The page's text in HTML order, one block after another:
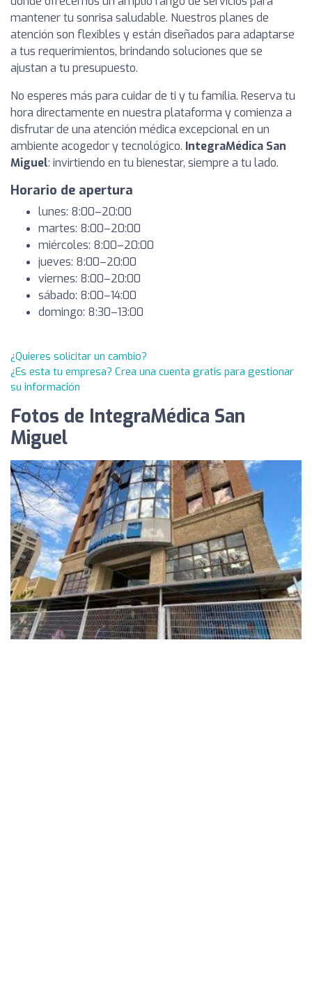
mantener tu sonrisa saludable. Nuestros planes de
atención son flexibles y están diseñados para adaptarse
a tus requerimientos, brindando soluciones que se
ajustan a tu presupuesto.
No esperes más para cuidar de ti y tu familia. Reserva tu
hora directamente en nuestra plataforma y comienza a
disfrutar de una atención médica excepcional en un
ambiente acogedor y tecnológico. IntegraMédica San
Miguel: invirtiendo en tu bienestar, siempre a tu lado.
Horario de apertura
lunes: 8:00–20:00
martes: 8:00–20:00
miércoles: 8:00–20:00
jueves: 8:00–20:00
viernes: 8:00–20:00
sábado: 8:00–14:00
domingo: 8:30–13:00
¿Quieres solicitar un cambio?
¿Es esta tu empresa? Crea una cuenta gratis para gestionar
su información
Fotos de IntegraMédica San
Miguel